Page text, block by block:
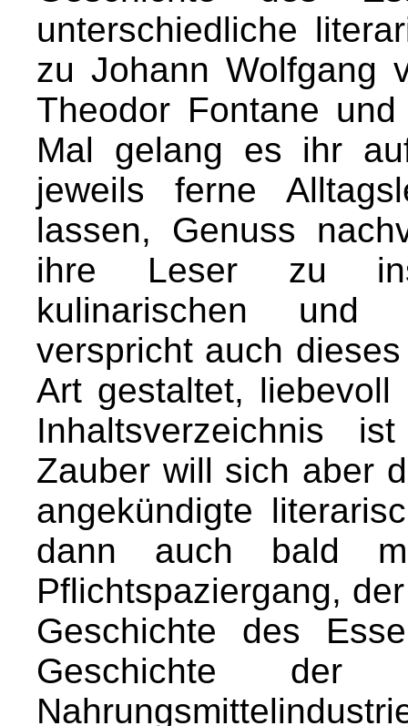
unterschiedliche
zu Johann Wolfgang
Theodor Fontane
Mal gelang es ihr
jeweils ferne
lassen, Genuss
ihre Leser zu
kulinarischen und
verspricht auch
Art gestaltet,
Inhaltsverzeichnis
Zauber will sich aber
angekündigte
dann auch bald
Pflichtspaziergang,
Geschichte des
Geschichte der